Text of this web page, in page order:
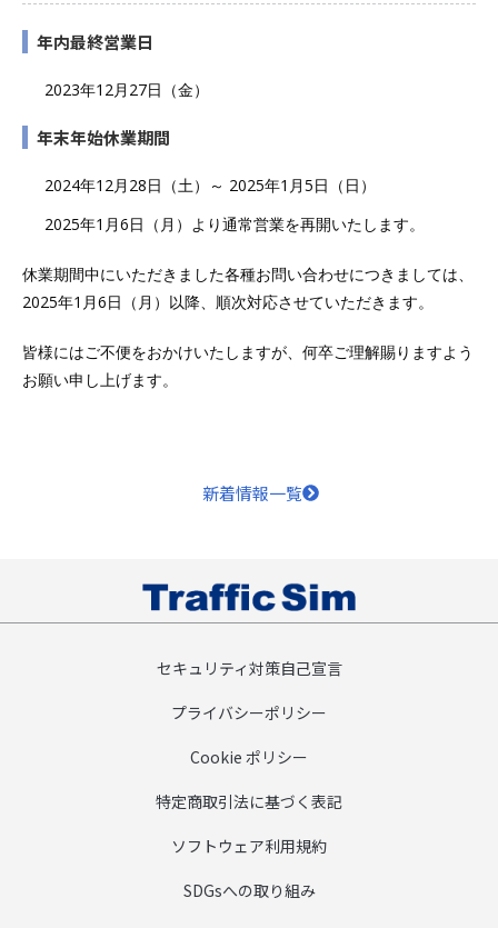
年内最終営業日
2023年12月27日（金）
年末年始休業期間
2024年12月28日（土）～ 2025年1月5日（日）
2025年1月6日（月）より通常営業を再開いたします。
休業期間中にいただきました各種お問い合わせにつきましては、
2025年1月6日（月）以降、順次対応させていただきます。
皆様にはご不便をおかけいたしますが、何卒ご理解賜りますよう
お願い申し上げます。
新着情報一覧
セキュリティ対策自己宣言
プライバシーポリシー
Cookie ポリシー
特定商取引法に基づく表記
ソフトウェア利用規約
SDGsへの取り組み